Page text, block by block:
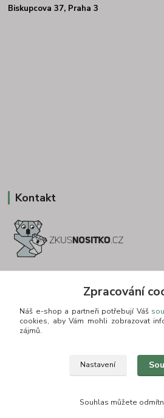
Biskupcova 37, Praha 3
Kontakt
+420 775693830
Otevírací doba: PO-PÁ: 9:00-16:00 NUTNÁ
info@zkusnositko.cz
© Copyright 2015-2026
Zpracování
Náš e-shop a partneři potřebují Váš
cookies, aby Vám mohli zobrazovat
zájmů.
Nastavení
Souhlas můžete